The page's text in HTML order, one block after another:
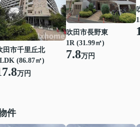
田市千里丘北
(86.87㎡)
万円
吹田市長野東
1R (31.99㎡)
7.8万円
件